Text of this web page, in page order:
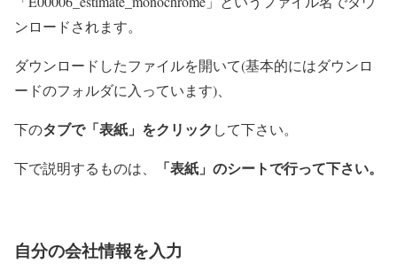
ンロードされます。
ダウンロードしたファイルを開いて(基本的にはダウンロ
ードのフォルダに入っています)、
下のタブで「表紙 」をクリック して下さい。
下で説明するものは、 「表紙」のシートで行って下さい。
自分の会社情報を入力